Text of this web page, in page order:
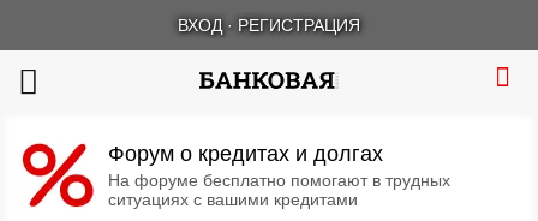
ВХОД · РЕГИСТРАЦИЯ
Форум о кредитах и долгах
На форуме бесплатно помогают в трудных
ситуациях с вашими кредитами